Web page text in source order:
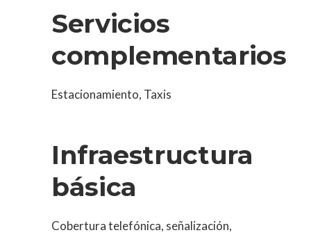
Servicios
complementarios
Estacionamiento, Taxis
Infraestructura
básica
Cobertura telefónica, señalización,